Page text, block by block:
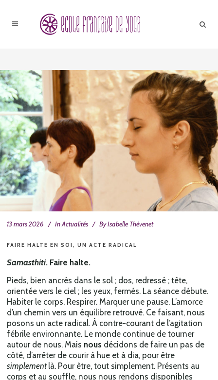
13 mars 2026 InActualités ByIsabelle Thévenet
FAIRE HALTE EN SOI, UN ACTE RADICAL
Samasthiti. Faire halte.
Pieds, bien ancrés dans le sol ; dos, redressé ; tête,
orientée vers le ciel ; les yeux, fermés. La séance débute.
Habiter le corps. Respirer. Marquer une pause. L’amorce
d’un chemin vers un équilibre retrouvé. Ce faisant, nous
posons un acte radical. À contre-courant de l’agitation
fébrile environnante. Le monde continue de tourner
autour de nous. Mais nous décidons de faire un pas de
côté, d’arrêter de courir à hue et à dia, pour être
simplementlà. Pour être, tout simplement. Présents au
corps et au souffle, nous nous rendons disponibles